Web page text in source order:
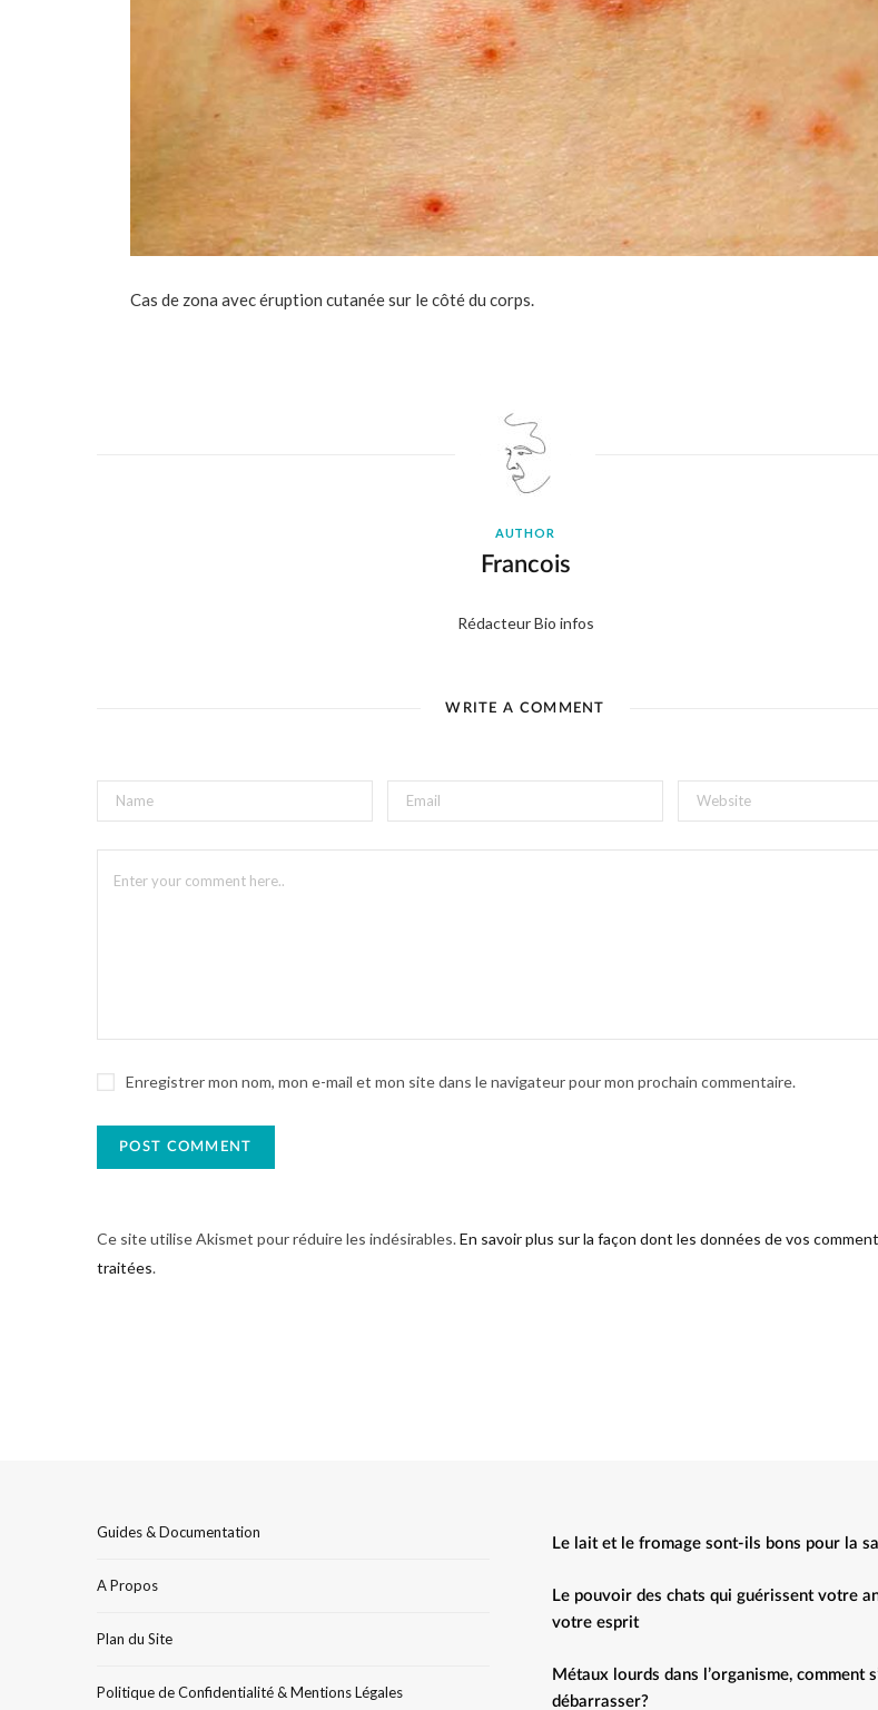
Cas de zona avec éruption cutanée sur le côté du corps.
AUTHOR
Francois
Rédacteur Bio infos
WRITE A COMMENT
Enregistrer mon nom, mon e-mail et mon site dans le navigateur pour mon prochain commentaire.
Ce site utilise Akismet pour réduire les indésirables.En savoir plus sur la façon dont les données de vos
traitées.
Guides & Documentation
A Propos
Plan du Site
Politique de Confidentialité & Mentions Légales
Le lait et le fromage sont-ils bons pour la
Le pouvoir des chats qui guérissent votre
votre esprit
Métaux lourds dans l’organisme, comment
débarrasser?